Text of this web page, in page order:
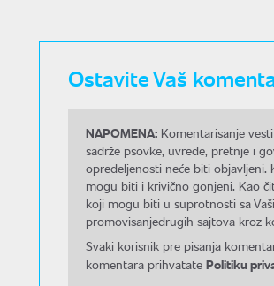
Ostavite Vaš
NAPOMENA: Komentarisanje
sadrže psovke, uvrede, pretnje i
opredeljenosti neće biti
mogu biti i krivično gonjeni. Kao
koji mogu biti u suprotnosti sa
promovisanjedrugih sajtova kroz
Svaki korisnik pre pisanja
komentara prihvatate Politiku